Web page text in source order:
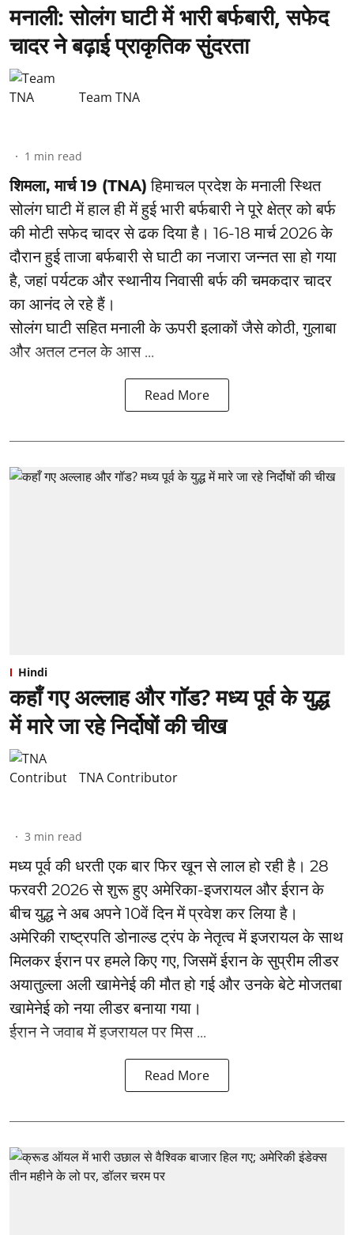
मनाली: सोलंग घाटी में भारी बर्फबारी, सफेद
चादर ने बढ़ाई प्राकृतिक सुंदरता
Team TNA
1 min read
शिमला, मार्च 19 (TNA) हिमाचल प्रदेश के मनाली स्थित
सोलंग घाटी में हाल ही में हुई भारी बर्फबारी ने पूरे क्षेत्र को बर्फ
की मोटी सफेद चादर से ढक दिया है। 16-18 मार्च 2026 के
दौरान हुई ताजा बर्फबारी से घाटी का नजारा जन्नत सा हो गया
है, जहां पर्यटक और स्थानीय निवासी बर्फ की चमकदार चादर
का आनंद ले रहे हैं।
सोलंग घाटी सहित मनाली के ऊपरी इलाकों जैसे कोठी, गुलाबा
और अतल टनल के आस ...
Read More
Hindi
कहाँ गए अल्लाह और गॉड? मध्य पूर्व के युद्ध
में मारे जा रहे निर्दोषों की चीख
TNA Contributor
3 min read
मध्य पूर्व की धरती एक बार फिर खून से लाल हो रही है। 28
फरवरी 2026 से शुरू हुए अमेरिका-इजरायल और ईरान के
बीच युद्ध ने अब अपने 10वें दिन में प्रवेश कर लिया है।
अमेरिकी राष्ट्रपति डोनाल्ड ट्रंप के नेतृत्व में इजरायल के साथ
मिलकर ईरान पर हमले किए गए, जिसमें ईरान के सुप्रीम लीडर
अयातुल्ला अली खामेनेई की मौत हो गई और उनके बेटे मोजतबा
खामेनेई को नया लीडर बनाया गया।
ईरान ने जवाब में इजरायल पर मिस ...
Read More